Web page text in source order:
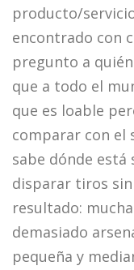
producto/
encontrado con
pregunto a
que a todo el
que es loable
comparar con el
sabe dónde está
disparar tiros
resultado:
demasiado
pequeña y